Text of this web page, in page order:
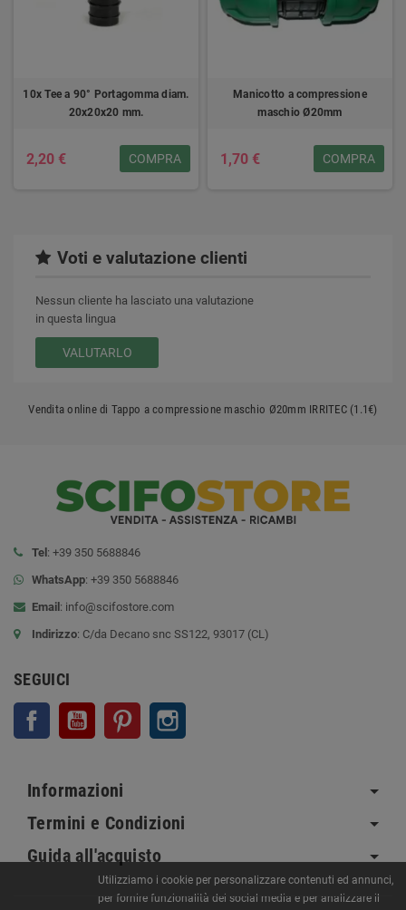
10x Tee a 90° Portagomma diam.
20x20x20 mm.
2,20 € COMPRA
Manicotto a compressione
maschio Ø20mm
1,70 € COMPRA
Voti e valutazione clienti
Nessun cliente ha lasciato una valutazione
in questa lingua
VALUTARLO
Vendita online di Tappo a compressione maschio Ø20mm IRRITEC (1.1€)
Tel : +39 350 5688846
WhatsApp: +39 350 5688846
Email : info@scifostore.com
Indirizzo: C/da Decano snc SS122, 93017 (CL)
SEGUICI
Facebook YouTube Pinterest
Informazioni
Termini e Condizioni
Guida all'acquisto
Utilizziamo i cookie per personalizzare contenuti ed annunci,
per fornire funzionalità dei social media e per analizzare il